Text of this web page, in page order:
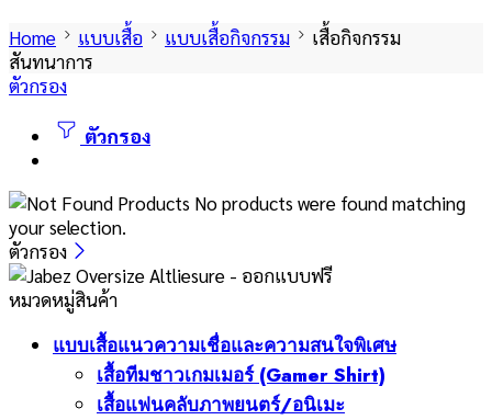
Home แบบเสื้อ แบบเสื้อกิจกรรม
เสื้อกิจกรรม
สันทนาการ
ตัวกรอง
ตัวกรอง
No products were found matching
your selection.
ตัวกรอง
หมวดหมู่สินค้า
แบบเสื้อแนวความเชื่อและความสนใจพิเศษ
เสื้อทีมชาวเกมเมอร์ (Gamer Shirt)
เสื้อแฟนคลับภาพยนตร์/อนิเมะ